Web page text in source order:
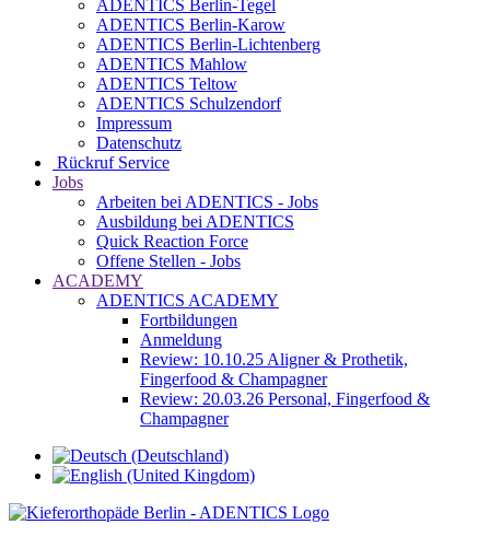
ADENTICS Berlin-Tegel
ADENTICS Berlin-Karow
ADENTICS Berlin-Lichtenberg
ADENTICS Mahlow
ADENTICS Teltow
ADENTICS Schulzendorf
Impressum
Datenschutz
Rückruf Service
Jobs
Arbeiten bei ADENTICS - Jobs
Ausbildung bei ADENTICS
Quick Reaction Force
Offene Stellen - Jobs
ACADEMY
ADENTICS ACADEMY
Fortbildungen
Anmeldung
Review: 10.10.25 Aligner & Prothetik,
Fingerfood & Champagner
Review: 20.03.26 Personal, Fingerfood &
Champagner